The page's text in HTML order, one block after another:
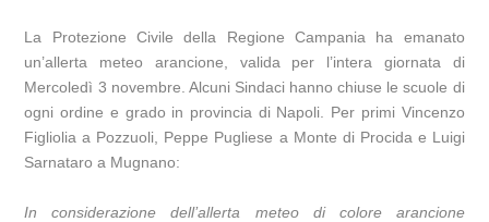
La Protezione Civile della Regione Campania ha emanato
un’allerta meteo arancione, valida per l’intera giornata di
Mercoledì 3 novembre. Alcuni Sindaci hanno chiuse le scuole di
ogni ordine e grado in provincia di Napoli. Per primi Vincenzo
Figliolia a Pozzuoli, Peppe Pugliese a Monte di Procida e Luigi
Sarnataro a Mugnano:
In considerazione dell’allerta meteo di colore arancione